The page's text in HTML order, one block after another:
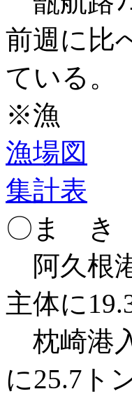
前週に比
ている。
※漁
漁場図
集計表
〇ま き
阿久根
主体に
枕崎港
に25.7ト